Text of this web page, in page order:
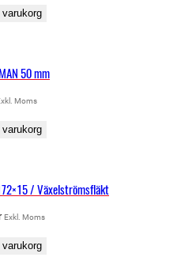
varukorg
50 mm
Moms
/ Växelströmsfläkt
Exkl. Moms